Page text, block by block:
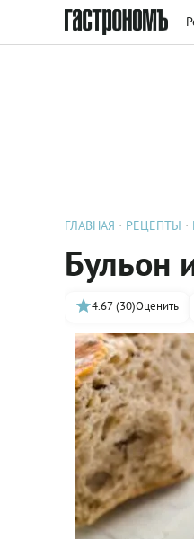
ГЛАВНАЯ РЕЦЕПТЫ
Бульон
4.67 (30)Оценить